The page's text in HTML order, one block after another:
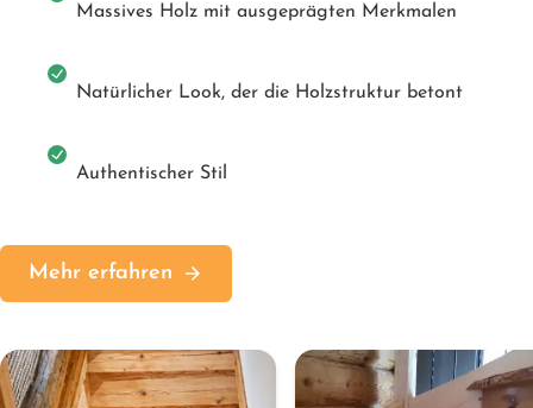
Massives Holz mit ausgeprägten Merkmalen
Natürlicher Look, der die Holzstruktur betont
Authentischer Stil
Mehr erfahren